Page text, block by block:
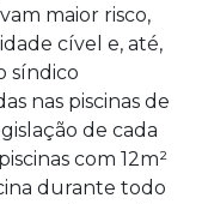
maior risco,
cível e, até,
síndico
nas piscinas de
de cada
com 12m²
durante todo